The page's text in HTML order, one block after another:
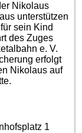
Nikolaus
unterstützen
sein Kind
des Zuges
e. V.
erfolgt
Nikolaus auf
1